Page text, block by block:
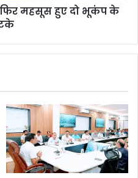
फिर महसूस हुए दो भूकंप के